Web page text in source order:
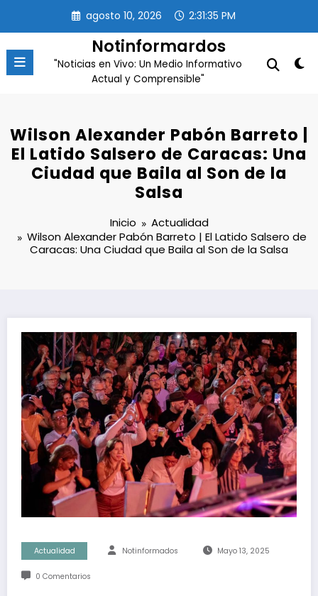
contenido
agosto 10, 2026 2:31:36 PM
Notinformardos
"Noticias en Vivo: Un Medio Informativo
Actual y Comprensible"
Wilson Alexander Pabón Barreto |
El Latido Salsero de Caracas: Una
Ciudad que Baila al Son de la
Salsa
Inicio
Actualidad
Wilson Alexander Pabón Barreto | El Latido Salsero de
Caracas: Una Ciudad que Baila al Son de la Salsa
Actualidad Notinformados Mayo 13, 2025
0 Comentarios